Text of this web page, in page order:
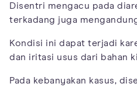
Disentri mengacu pada
terkadang juga
Kondisi ini dapat terjadi
dan iritasi usus dari bahan
Pada kebanyakan kasus,